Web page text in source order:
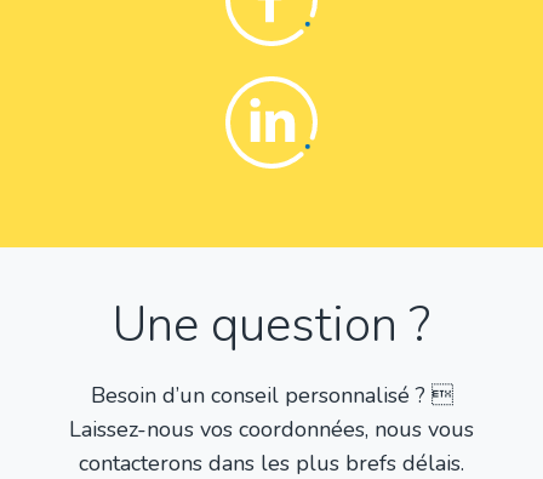
Linkedin
Une question ?
Besoin d’un conseil personnalisé ? 
Laissez-nous vos coordonnées, nous vous
contacterons dans les plus brefs délais.